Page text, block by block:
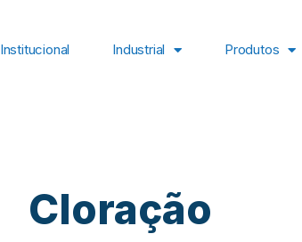
Institucional Industrial Produtos
Cloração